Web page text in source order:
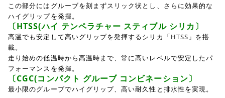
この部分にはグルーブを刻まずスリック状とし、さらに効果的な
ハイグリップを発揮。
〔HTSS(ハイ テンペラチャー スティブル シリカ〕
高温でも安定して高いグリップを発揮するシリカ「HTSS」を搭
載。
走り始めの低温時から高温時まで、常に高いレベルで安定したパ
フォーマンスを発揮。
〔CGC(コンパクト グルーブ コンビネーション〕
最小限のグルーブでハイグリップ、高い耐久性と排水性を実現。